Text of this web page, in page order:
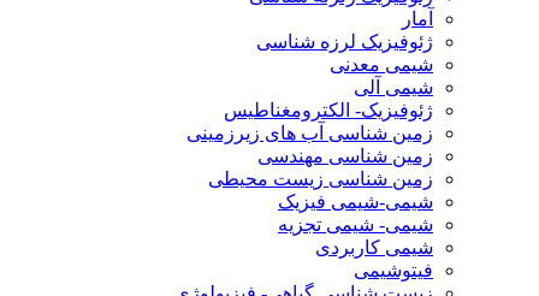
آمار
ژئوفیزیک لرزه شناسی
شیمی معدنی
شیمی آلی
ژئوفیزیک- الکترومغناطیس
زمین شناسی آب های زیرزمینی
زمین شناسی مهندسی
زمین شناسی زیست محیطی
شیمی-شیمی فیزیک
شیمی- شیمی تجزیه
شیمی کاربردی
فیتوشیمی